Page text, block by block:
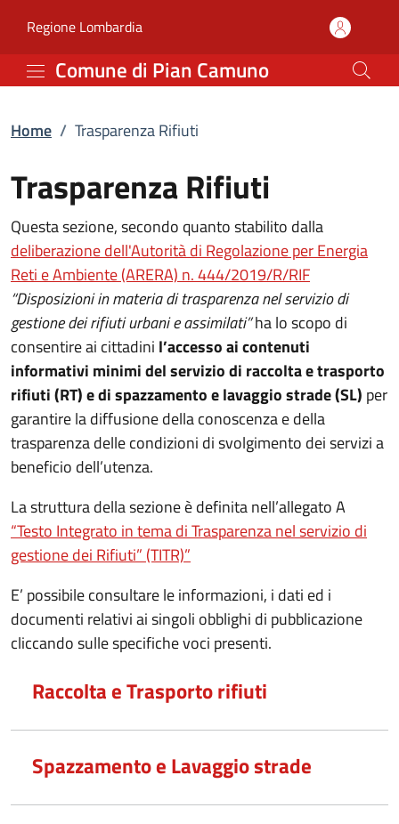
Trasparenza Rifiuti |
Regione Lombardia(apre in un'altra scheda).
Comune di Pian Camuno
Home / Trasparenza Rifiuti
Trasparenza Rifiuti
Questa sezione, secondo quanto stabilito dalla
deliberazione dell'Autorità di Regolazione per Energia
Reti e Ambiente (ARERA) n. 444/2019/R/RIF
“Disposizioni in materia di trasparenza nel servizio di
gestione dei rifiuti urbani e assimilati”ha lo scopo di
consentire ai cittadini l’accesso ai contenuti
informativi minimi del servizio di raccolta e trasporto
rifiuti (RT) e di spazzamento e lavaggio strade (SL) per
garantire la diffusione della conoscenza e della
trasparenza delle condizioni di svolgimento dei servizi a
beneficio dell’utenza.
La struttura della sezione è definita nell’allegato A
“Testo Integrato in tema di Trasparenza nel servizio di
gestione dei Rifiuti” (TITR)”
E’ possibile consultare le informazioni, i dati ed i
documenti relativi ai singoli obblighi di pubblicazione
cliccando sulle specifiche voci presenti.
Raccolta e Trasporto rifiuti
Spazzamento e Lavaggio strade